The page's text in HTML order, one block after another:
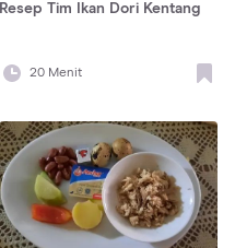
Resep Tim Ikan Dori Kentang
20 Menit